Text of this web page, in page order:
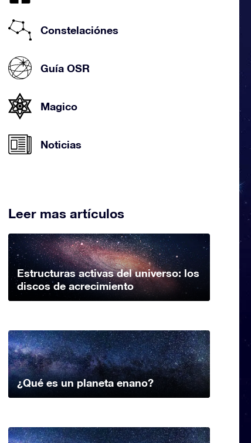
Constelaciónes
Guía OSR
Magico
Noticias
Leer mas artículos
Estructuras activas del universo: los
discos de acrecimiento
¿Qué es un planeta enano?